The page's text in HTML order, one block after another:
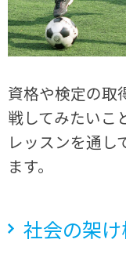
資格や検定の取
戦してみたいこ
レッスンを通し
ます。
社会の架